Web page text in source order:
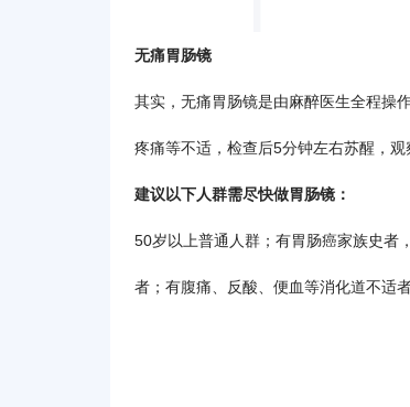
无痛胃肠镜
其实，无痛胃肠镜是由麻醉医生全程操
疼痛等不适，检查后5分钟左右苏醒，
建议以下人群需尽快做胃肠镜：
50岁以上普通人群；有胃肠癌家族史者
者；有腹痛、反酸、便血等消化道不适